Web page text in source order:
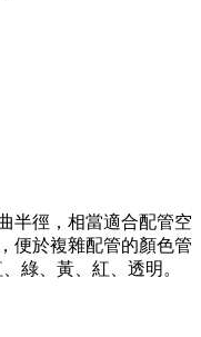
半徑，相當適合配管空
便於複雜配管的顏色管
綠、黃、紅、透明。